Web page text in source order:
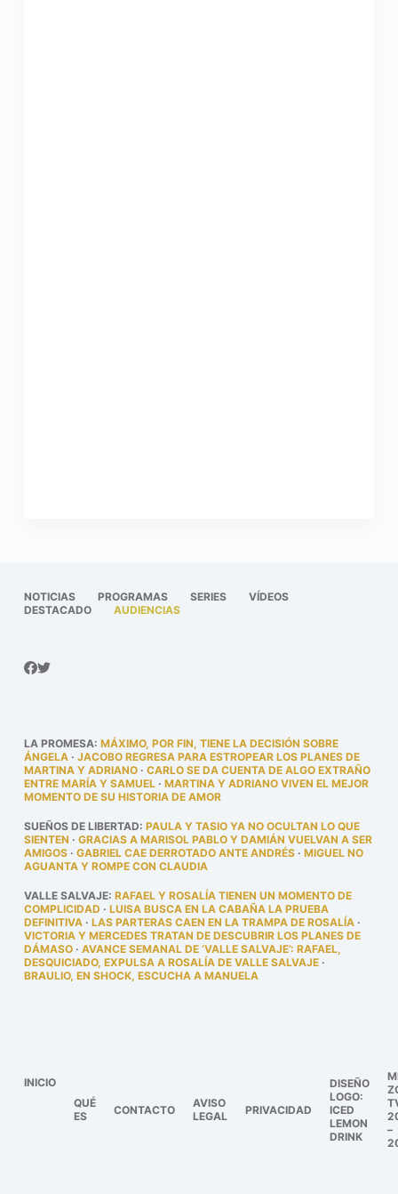
NOTICIAS PROGRAMAS SERIES
VÍDEOS
DESTACADO
AUDIENCIAS
LA PROMESA: MÁXIMO, POR FIN, TIENE LA DECISIÓN SOBRE
ÁNGELA· JACOBO REGRESA PARA ESTROPEAR LOS PLANES DE
MARTINA Y ADRIANO· CARLO SE DA CUENTA DE ALGO EXTRAÑO
ENTRE MARÍA Y SAMUEL· MARTINA Y ADRIANO VIVEN EL MEJOR
MOMENTO DE SU HISTORIA DE AMOR
SUEÑOS DE LIBERTAD: PAULA Y TASIO YA NO OCULTAN LO QUE
SIENTEN · GRACIAS A MARISOL PABLO Y DAMIÁN VUELVAN A SER
AMIGOS· GABRIEL CAE DERROTADO ANTE ANDRÉS· MIGUEL NO
AGUANTA Y ROMPE CON CLAUDIA
VALLE SALVAJE: RAFAEL Y ROSALÍA TIENEN UN MOMENTO DE
COMPLICIDAD · LUISA BUSCA EN LA CABAÑA LA PRUEBA
DEFINITIVA· LAS PARTERAS CAEN EN LA TRAMPA DE ROSALÍA·
VICTORIA Y MERCEDES TRATAN DE DESCUBRIR LOS PLANES DE
DÁMASO· AVANCE SEMANAL DE ‘VALLE SALVAJE’: RAFAEL,
DESQUICIADO, EXPULSA A ROSALÍA DE VALLE SALVAJE·
BRAULIO, EN SHOCK, ESCUCHA A MANUELA
INICIO
QUÉ
ES
CONTACTO
AVISO
LEGAL
PRIVACIDAD
DISEÑO
LOGO:
ICED
LEMON
DRINK
–